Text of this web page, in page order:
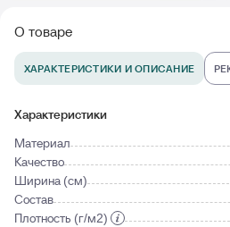
О товаре
ХАРАКТЕРИСТИКИ И ОПИСАНИЕ
Характеристики
Материал
Качество
Ширина (см)
Состав
Плотность (г/м2)